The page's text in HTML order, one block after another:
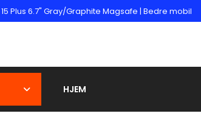
Plus 6.7" Gray/Graphite Magsafe | Bedre mobil
HJEM